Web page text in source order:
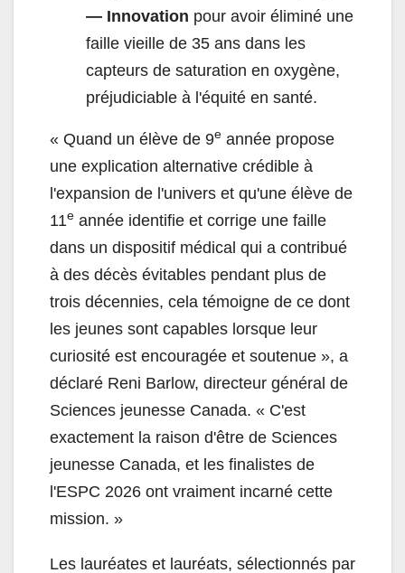
— Innovation pour avoir éliminé une
faille vieille de 35 ans dans les
capteurs de saturation en oxygène,
préjudiciable à l'équité en santé.
« Quand un élève de 9e année propose
une explication alternative crédible à
l'expansion de l'univers et qu'une élève de
11e année identifie et corrige une faille
dans un dispositif médical qui a contribué
à des décès évitables pendant plus de
trois décennies, cela témoigne de ce dont
les jeunes sont capables lorsque leur
curiosité est encouragée et soutenue », a
déclaré Reni Barlow, directeur général de
Sciences jeunesse Canada. « C'est
exactement la raison d'être de Sciences
jeunesse Canada, et les finalistes de
l'ESPC 2026 ont vraiment incarné cette
mission. »
Les lauréates et lauréats, sélectionnés par